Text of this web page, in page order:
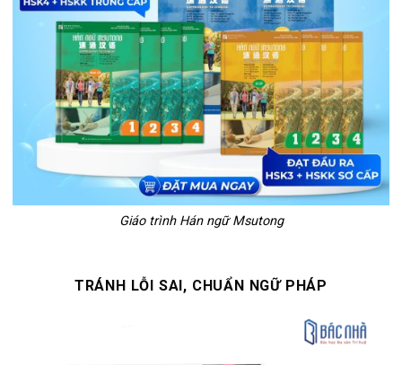
Giáo trình Hán ngữ Msutong
TRÁNH LỖI SAI, CHUẨN NGỮ PHÁP